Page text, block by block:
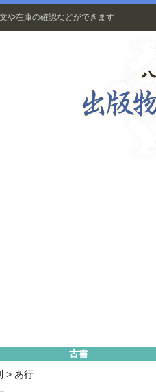
や在庫の確認などができます
古書
> あ行